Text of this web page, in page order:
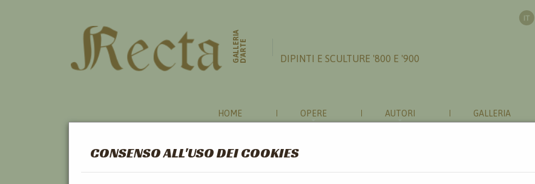
CONSENSO ALL'USO DEI COOKIES
GALLERIAD'ARTE DIPINTI E SCULTURE '800 E '900
HOME OPERE AUTORI GALLERIA